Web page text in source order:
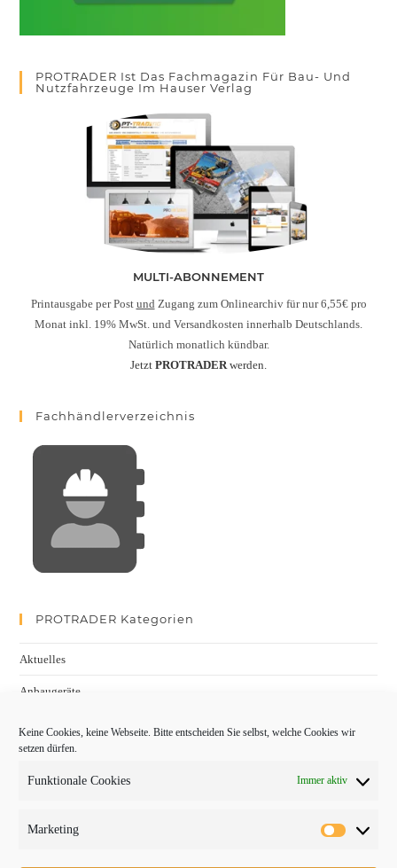
Keine Cookies, keine Webseite. Bitte entscheiden Sie selbst, welche Cookies wir
setzen dürfen.
Funktionale Cookies Immer aktiv
Marketing
PROTRADER Ist Das Fachmagazin Für Bau- Und
Nutzfahrzeuge Im Hauser Verlag
MULTI-ABONNEMENT
Printausgabe per Post und Zugang zum Onlinearchiv für nur 6,55€ pro
Monat inkl. 19% MwSt. und Versandkosten innerhalb Deutschlands.
Natürlich monatlich kündbar.
Jetzt PROTRADERwerden.
Fachhändlerverzeichnis
PROTRADER Kategorien
Aktuelles
Anbaugeräte
Baumaschinen
Fachmessen